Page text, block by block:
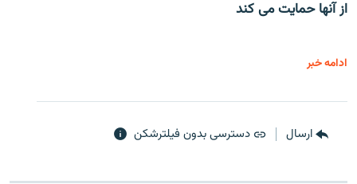
از آنها حمایت می کند
ادامه خبر
ارسال دسترسی بدون فیلترشکن